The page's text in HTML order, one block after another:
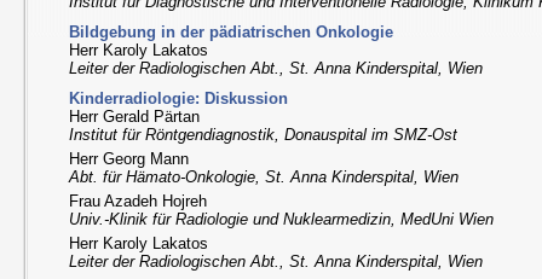
Bildgebung in der pädiatrischen Onkologie
Herr Karoly Lakatos
Leiter der Radiologischen Abt., St. Anna Kinderspital, Wien
Kinderradiologie: Diskussion
Herr Gerald Pärtan
Institut für Röntgendiagnostik, Donauspital im SMZ-Ost
Herr Georg Mann
Abt. für Hämato-Onkologie, St. Anna Kinderspital, Wien
Frau Azadeh Hojreh
Univ.-Klinik für Radiologie und Nuklearmedizin, MedUni Wien
Herr Karoly Lakatos
Leiter der Radiologischen Abt., St. Anna Kinderspital, Wien